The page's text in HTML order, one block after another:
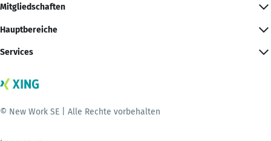
Mitgliedschaften
Hauptbereiche
Services
© New Work SE | Alle Rechte vorbehalten